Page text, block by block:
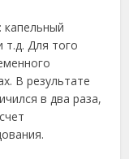
капельный
т.д. Для того
В результате
в два раза,